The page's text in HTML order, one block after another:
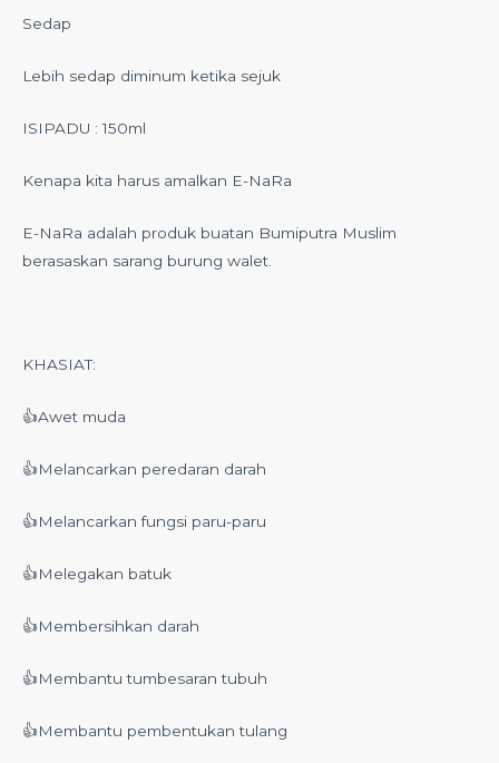
Sedap
Lebih sedap diminum ketika sejuk
ISIPADU : 150ml
Kenapa kita harus amalkan E-NaRa
E-NaRa adalah produk buatan Bumiputra Muslim
berasaskan sarang burung walet.
KHASIAT:
👍Awet muda
👍Melancarkan peredaran darah
👍Melancarkan fungsi paru-paru
👍Melegakan batuk
👍Membersihkan darah
👍Membantu tumbesaran tubuh
👍Membantu pembentukan tulang